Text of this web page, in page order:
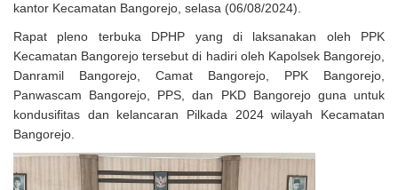
kantor Kecamatan Bangorejo, selasa (06/08/2024).
Rapat pleno terbuka DPHP yang di laksanakan oleh PPK
Kecamatan Bangorejo tersebut di hadiri oleh Kapolsek Bangorejo,
Danramil Bangorejo, Camat Bangorejo, PPK Bangorejo,
Panwascam Bangorejo, PPS, dan PKD Bangorejo guna untuk
kondusifitas dan kelancaran Pilkada 2024 wilayah Kecamatan
Bangorejo.